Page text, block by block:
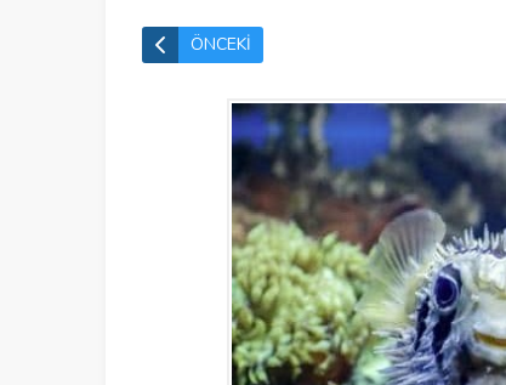
ÖNCEKİ